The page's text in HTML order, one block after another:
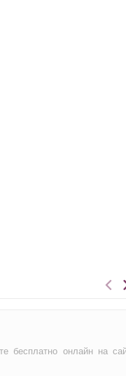
бесплатно онлайн на